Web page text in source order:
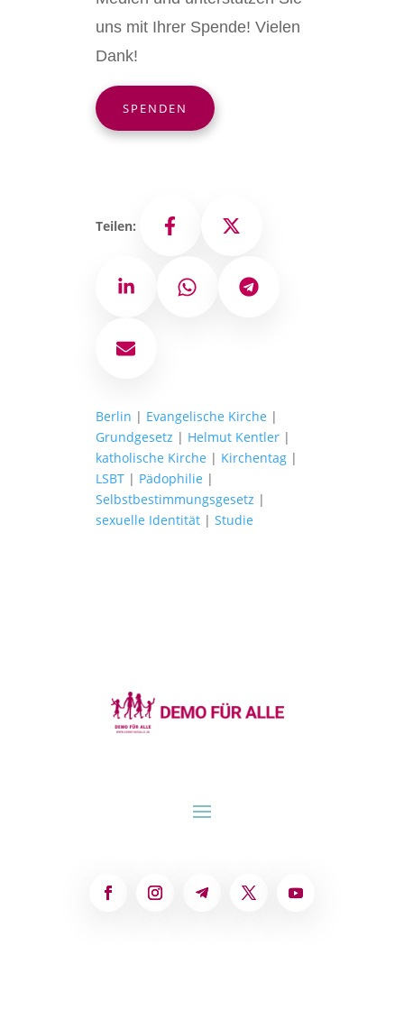
uns mit Ihrer Spende! Vielen
Dank!
SPENDEN
Teilen: Facebook X
LinkedIn WhatsAppTelegram
E-Mail
Berlin | Evangelische Kirche |
Grundgesetz | Helmut Kentler|
katholische Kirche | Kirchentag|
LSBT| Pädophilie |
Selbstbestimmungsgesetz |
sexuelle Identität| Studie